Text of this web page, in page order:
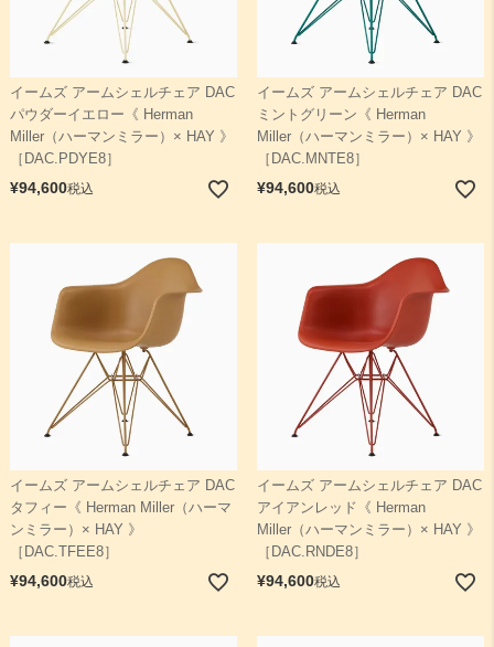
イームズ アームシェルチェア DAC
パウダーイエロー《 Herman
Miller（ハーマンミラー）× HAY 》
［DAC.PDYE8］
¥94,600税込
イームズ アームシェルチェア DAC
ミントグリーン《 Herman
Miller（ハーマンミラー）× HAY 》
［DAC.MNTE8］
¥94,600税込
イームズ アームシェルチェア DAC
タフィー《 Herman Miller（ハーマ
ンミラー）× HAY 》
［DAC.TFEE8］
¥94,600税込
イームズ アームシェルチェア DAC
アイアンレッド《 Herman
Miller（ハーマンミラー）× HAY 》
［DAC.RNDE8］
¥94,600税込